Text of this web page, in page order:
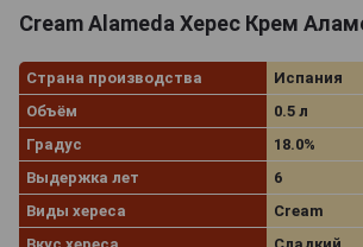
Cream Alameda Херес Крем
Страна производства
Испания
Объём
0.5 л
Градус
18.0%
Выдержка лет
6
Виды хереса
Cream